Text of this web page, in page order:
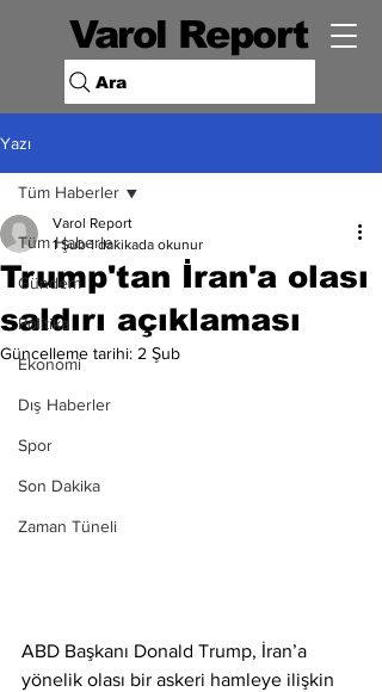
Varol Report
Ara
Yazı
Tüm Haberler
Gündem
Politika
Ekonomi
Dış Haberler
Spor
Son Dakika
Zaman Tüneli
Tüm Haberler
Trump'tan İran'a olası
saldırı açıklaması
Varol Report
1 Şub 1 dakikada okunur
Güncelleme tarihi: 2 Şub
ABD Başkanı Donald Trump, İran’a
yönelik olası bir askeri hamleye ilişkin